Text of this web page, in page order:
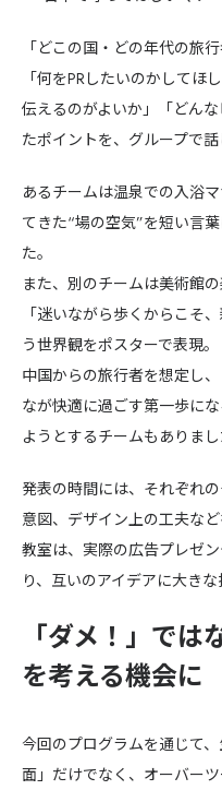
「どこの国・どの年代の旅
「何をPRしたいのか してほ
伝えるのがよいか」「どん
たポイントを、グループで
あるチームは温泉での入浴
てきた“場の空気”を短い言
た。
また、別のチームは美術館
「迷いながら歩くからこそ
う世界観をポスターで表現。
中国からの旅行者を想定し
なが快適に過ごす第一歩に
ようとするチームもありまし
発表の時間には、それぞれ
意図、デザイン上の工夫など
教室は、実際の広告プレゼ
り、互いのアイデアに大きな
「ダメ！」では
を考える機会に
今回のプログラムを通じて
面」だけでなく、オーバー